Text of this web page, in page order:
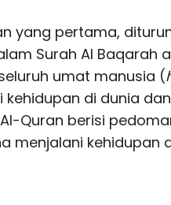
yang pertama,
Surah Al Baqarah
umat manusia (
di dunia
Quran berisi
menjalani kehidupan